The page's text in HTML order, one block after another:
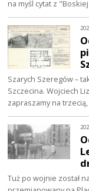
na myśl cytat z
Szarych Szeregów –
Szczecina. Wojciech
zapraszamy na
Tuż po wojnie został